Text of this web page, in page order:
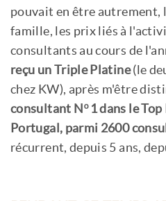
pouvait en être autrement,
famille, les prix liés à
consultants au cours de
reçu un Triple Platine(le
chez KW), après m'être
consultant Nº1 dans le
Portugal, parmi 2600
récurrent, depuis 5 ans,